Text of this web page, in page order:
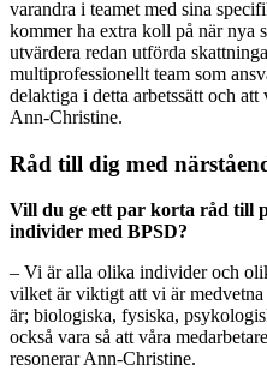
varandra i teamet med sina
kommer ha extra koll på när nya
utvärdera redan utförda
multiprofessionellt team som
delaktiga i detta arbetssätt och
Ann-Christine.
Råd till dig med
Vill du ge ett par korta råd till
individer med BPSD?
– Vi är alla olika individer och
vilket är viktigt att vi är
är; biologiska, fysiska,
också vara så att våra
resonerar Ann-Christine.